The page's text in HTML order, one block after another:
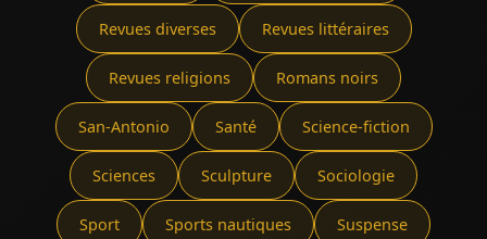
Revues diverses Revues littéraires
Revues religions Romans noirs
San-Antonio Santé Science-fiction
Sciences Sculpture Sociologie
Sport Sports nautiques Suspense